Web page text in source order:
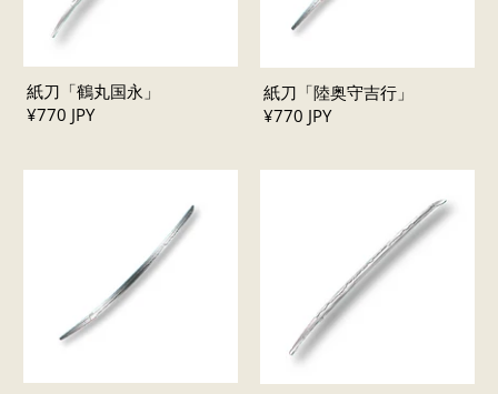
紙刀「鶴丸国永」
¥770 JPY
紙刀「陸奥守吉行」
¥770 JPY